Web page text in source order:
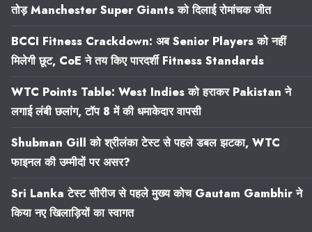
तोड़ Manchester Super Giants को दिलाई रोमांचक जीत
BCCI Fitness Crackdown: अब Senior Players को नहीं
मिलेगी छूट, CoE ने तय किए पारदर्शी Fitness Standards
WTC Points Table: West Indies को हराकर Pakistan ने
लगाई लंबी छलांग, टॉप 8 में की धमाकेदार वापसी
Shubman Gill को श्रीलंका टेस्ट से पहले डबल झटका, WTC
फाइनल की उम्मीदों पर असर?
Sri Lanka टेस्ट सीरीज से पहले मुख्य कोच Gautam Gambhir ने
किया नए खिलाड़ियों का स्वागत